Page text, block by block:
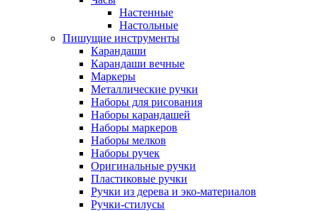
Настенные
Настольные
Пишущие инструменты
Карандаши
Карандаши вечные
Маркеры
Металлические ручки
Наборы для рисования
Наборы карандашей
Наборы маркеров
Наборы мелков
Наборы ручек
Оригинальные ручки
Пластиковые ручки
Ручки из дерева и эко-материалов
Ручки-стилусы